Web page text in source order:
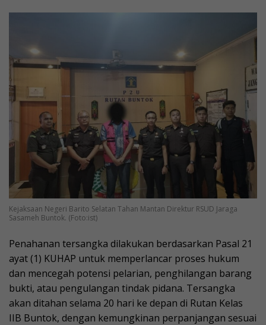
Kejaksaan Negeri Barito Selatan Tahan Mantan Direktur RSUD Jaraga
Sasameh Buntok. (Foto:ist)
Penahanan tersangka dilakukan berdasarkan Pasal 21
ayat (1) KUHAP untuk memperlancar proses hukum
dan mencegah potensi pelarian, penghilangan barang
bukti, atau pengulangan tindak pidana. Tersangka
akan ditahan selama 20 hari ke depan di Rutan Kelas
IIB Buntok, dengan kemungkinan perpanjangan sesuai